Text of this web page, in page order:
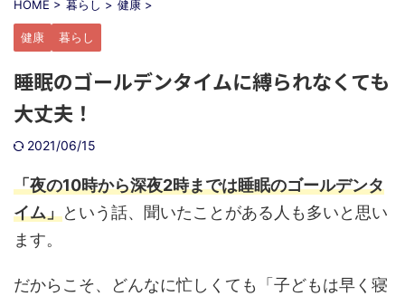
HOME > 暮らし > 健康 >
健康 暮らし
睡眠のゴールデンタイムに縛られなくても
大丈夫！
2021/06/15
「夜の10時から深夜2時までは睡眠のゴールデンタ
イム」という話、聞いたことがある人も多いと思い
ます。
だからこそ、どんなに忙しくても「子どもは早く寝